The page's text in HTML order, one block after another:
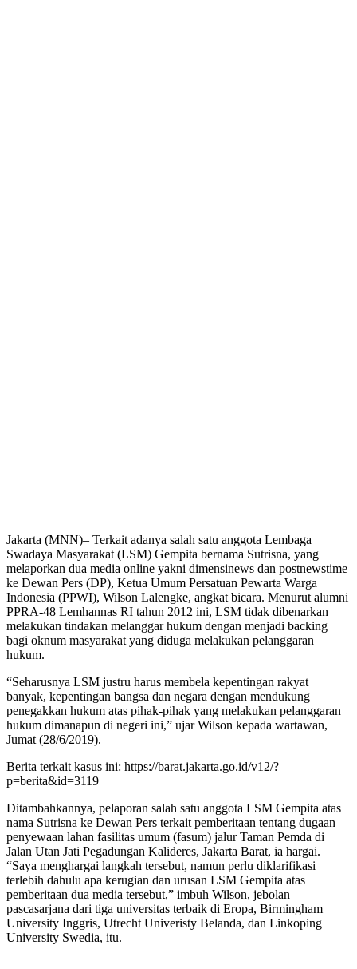
Jakarta (MNN)– Terkait adanya salah satu anggota Lembaga
Swadaya Masyarakat (LSM) Gempita bernama Sutrisna, yang
melaporkan dua media online yakni dimensinews dan postnewstime
ke Dewan Pers (DP), Ketua Umum Persatuan Pewarta Warga
Indonesia (PPWI), Wilson Lalengke, angkat bicara. Menurut alumni
PPRA-48 Lemhannas RI tahun 2012 ini, LSM tidak dibenarkan
melakukan tindakan melanggar hukum dengan menjadi backing
bagi oknum masyarakat yang diduga melakukan pelanggaran
hukum.
“Seharusnya LSM justru harus membela kepentingan rakyat
banyak, kepentingan bangsa dan negara dengan mendukung
penegakkan hukum atas pihak-pihak yang melakukan pelanggaran
hukum dimanapun di negeri ini,” ujar Wilson kepada wartawan,
Jumat (28/6/2019).
Berita terkait kasus ini: https://barat.jakarta.go.id/v12/?
p=berita&id=3119
Ditambahkannya, pelaporan salah satu anggota LSM Gempita atas
nama Sutrisna ke Dewan Pers terkait pemberitaan tentang dugaan
penyewaan lahan fasilitas umum (fasum) jalur Taman Pemda di
Jalan Utan Jati Pegadungan Kalideres, Jakarta Barat, ia hargai.
“Saya menghargai langkah tersebut, namun perlu diklarifikasi
terlebih dahulu apa kerugian dan urusan LSM Gempita atas
pemberitaan dua media tersebut,” imbuh Wilson, jebolan
pascasarjana dari tiga universitas terbaik di Eropa, Birmingham
University Inggris, Utrecht Univeristy Belanda, dan Linkoping
University Swedia, itu.